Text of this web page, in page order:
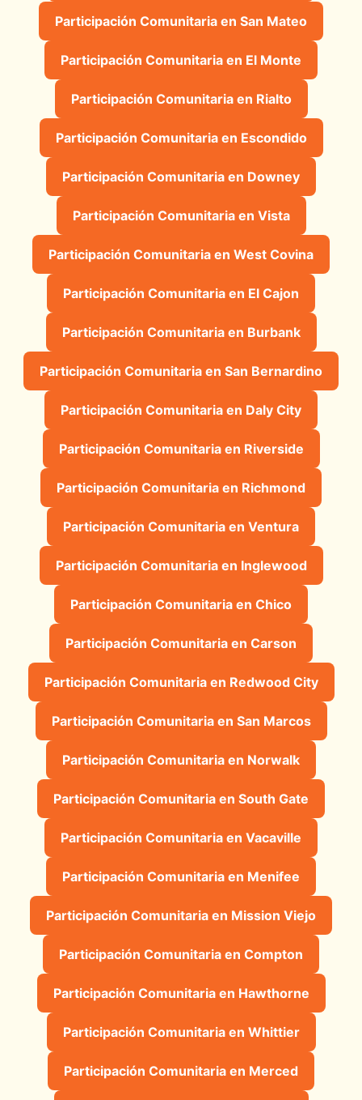
Participación Comunitaria en San Mateo
Participación Comunitaria en El Monte
Participación Comunitaria en Rialto
Participación Comunitaria en Escondido
Participación Comunitaria en Downey
Participación Comunitaria en Vista
Participación Comunitaria en West Covina
Participación Comunitaria en El Cajon
Participación Comunitaria en Burbank
Participación Comunitaria en San Bernardino
Participación Comunitaria en Daly City
Participación Comunitaria en Riverside
Participación Comunitaria en Richmond
Participación Comunitaria en Ventura
Participación Comunitaria en Inglewood
Participación Comunitaria en Chico
Participación Comunitaria en Carson
Participación Comunitaria en Redwood City
Participación Comunitaria en San Marcos
Participación Comunitaria en Norwalk
Participación Comunitaria en South Gate
Participación Comunitaria en Vacaville
Participación Comunitaria en Menifee
Participación Comunitaria en Mission Viejo
Participación Comunitaria en Compton
Participación Comunitaria en Hawthorne
Participación Comunitaria en Whittier
Participación Comunitaria en Merced